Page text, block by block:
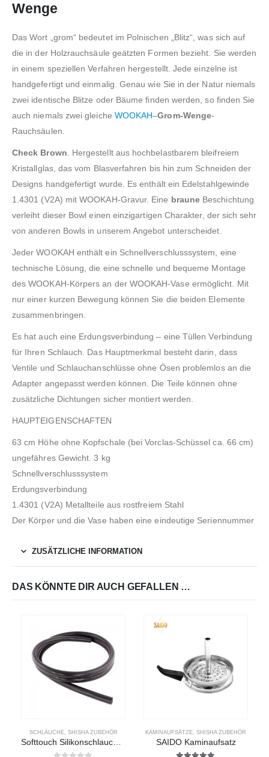
Wenge
Das Wort „grom“ bedeutet im Polnischen „Blitz“, was sich auf
die in der Holzrauchsäule geätzten Formen bezieht. Sie werden
in einem speziellen Verfahren hergestellt. Jede einzelne ist
handgefertigt und einmalig. Genau wie Sie in der Natur niemals
zwei identische Blitze oder Bäume finden werden, so finden Sie
auch niemals zwei gleiche WOOKAH–Grom-Wenge-
Rauchsäulen.
Check Brown. Hergestellt aus hochbelastbarem bleifreiem
Kristallglas, das vom Blasverfahren bis hin zum Schneiden der
Designs handgefertigt wurde. Es enthält ein Edelstahlgewinde
1.4301 (V2A) mit WOOKAH-Gravur. Eine braune Beschichtung
verleiht dieser Bowl einen einzigartigen Charakter, der sich sehr
von anderen Bowls in unserem Angebot unterscheidet.
Jeder WOOKAH enthält ein Schnellverschlusssystem, eine
technische Lösung, die eine schnelle und bequeme Montage
des WOOKAH-Körpers an der WOOKAH-Vase ermöglicht. Mit
nur einer kurzen Bewegung können Sie die beiden Elemente
zusammenbringen.
Es hat auch eine Erdungsverbindung – eine Tüllen Verbindung
für Ihren Schlauch. Das Hauptmerkmal besteht darin, dass
Ventile und Schlauchanschlüsse ohne Ösen problemlos an die
Adapter angepasst werden können. Die Teile können ohne
zusätzliche Dichtungen sicher montiert werden.
HAUPTEIGENSCHAFTEN
63 cm Höhe ohne Kopfschale (bei Vorclas-Schüssel ca. 66 cm)
ungefähres Gewicht. 3 kg
Schnellverschlusssystem
Erdungsverbindung
1.4301 (V2A) Metallteile aus rostfreiem Stahl
Der Körper und die Vase haben eine eindeutige Seriennummer
ZUSÄTZLICHE INFORMATION
DAS KÖNNTE DIR AUCH GEFALLEN …
SCHLÄUCHE, SHISHA ZUBEHÖR KAMINAUFSÄTZE SHISHA ZUBEHÖR
SAIDO Kaminaufsatz